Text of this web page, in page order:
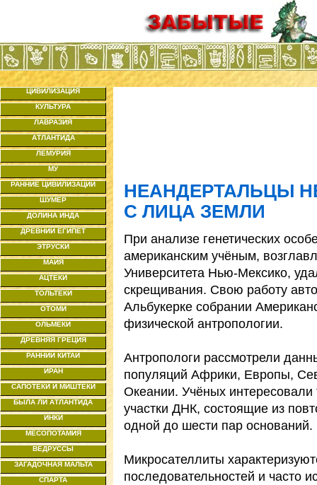
ЦИВИЛИЗАЦИЯ
КУЛЬТУРА
ЛАВРАЗИЯ
АТЛАНТИДА
ЛЕМУРИЯ
МУ
РАННИЕ ЦИВИЛИЗАЦИИ
ШУМЕР
ДОЛИНА ИНДА
ДРЕВНИЙ ЕГИПЕТ
ЭТРУСКИ
МАЙЯ
АЦТЕКИ
ТОЛЬТЕКИ
ОТОМИ
ОЛЬМЕКИ
ДРЕВНЯЯ ГРЕЦИЯ
РАННИЙ КИТАЙ
ИРАН
САПОТЕКИ И МИШТЕКИ
БЫЛА ЛИ АТЛАНТИДА
ИНКИ
МЕСОПОТАМИЯ
ВЕДРУССЫ
ЗАГАДОЧНАЯ МАЛЬТА
СПАРТА
НЕАНДЕРТАЛЬЦЫ
С ЛИЦА ЗЕМЛИ
При анализе генетических
американским учёным,
Университета Нью-Мексико,
скрещивания. Свою работу
Альбукерке собрании
физической антропологии.
Антропологи рассмотрели
популяций Африки, Европы,
Океании. Учёных
участки ДНК, состоящие из
одной до шести пар оснований.
Микросателлиты
последовательностей и часто